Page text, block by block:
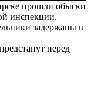
прошли обыски
инспекции.
задержаны в
перед